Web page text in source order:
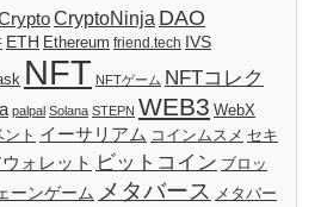
CryptoNinja DAO
ETH Ethereum friend.tech IVS
NFT NFTゲーム NFTコレク
palpal Solana STEPN WEB3 WebX
ント イーサリアム コインムスメ セキ
ォレット ビットコイン ブロッ
ーンゲーム メタバース メタバー